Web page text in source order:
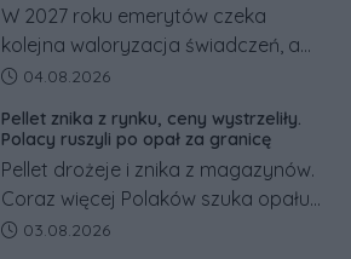
W 2027 roku emerytów czeka
kolejna waloryzacja świadczeń, a
pracowników podwyżka płacy
tym zmianom zyskają.
Data dodania artykułu:
04.08.2026
Pellet znika z rynku, ceny wystrzeliły.
Polacy ruszyli po opał za granicę
Pellet drożeje i znika z magazynów.
Coraz więcej Polaków szuka opału
za granicą, gdzie bywa nawet
Data dodania artykułu:
03.08.2026